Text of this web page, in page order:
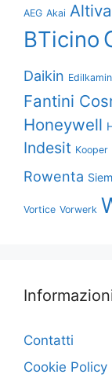
AEG Akai
BTicino
Daikin Edilkamin
Fantini
Honeywell
Indesit Kooper
Rowenta
Vortice Vorwerk
Contatti
Cookie Policy